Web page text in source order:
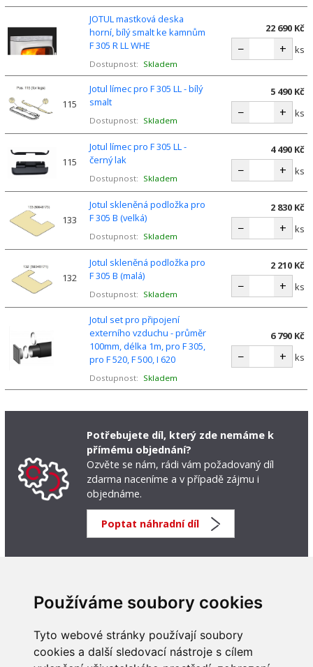
Používáme soubory cookies
Tyto webové stránky používají soubory
cookies a další sledovací nástroje s cílem
JOTUL mastková deska
horní, bílý smalt ke kamnům
F 305 R LL WHE
Dostupnost: Skladem
22 690 Kč
− + ks
115
Jotul límec pro F 305 LL - bílý
smalt
Dostupnost: Skladem
5 490 Kč
− + ks
115
Jotul límec pro F 305 LL -
černý lak
Dostupnost: Skladem
4 490 Kč
− + ks
133
Jotul skleněná podložka pro
F 305 B (velká)
Dostupnost: Skladem
2 830 Kč
− + ks
132
Jotul skleněná podložka pro
F 305 B (malá)
Dostupnost: Skladem
2 210 Kč
− + ks
Jotul set pro připojení
externího vzduchu - průměr
100mm, délka 1m, pro F 305,
pro F 520, F 500, I 620
Dostupnost: Skladem
6 790 Kč
− + ks
Potřebujete díl, který zde nemáme k
přímému objednání?
Ozvěte se nám, rádi vám požadovaný díl
zdarma naceníme a v případě zájmu i
objednáme.
Poptat náhradní díl